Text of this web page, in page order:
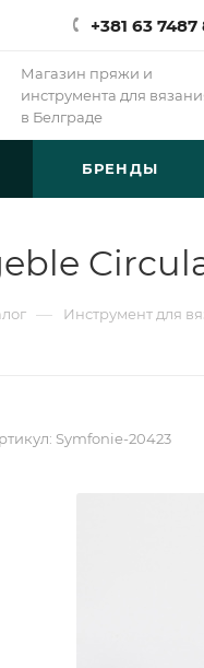
+381 63 7487
Магазин пряжи и
инструмента для
в Белграде
БРЕНДЫ
— Инструмент для
Symfonie-20423